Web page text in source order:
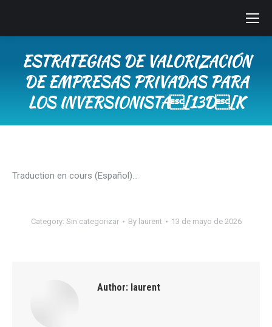
ESTRATEGIAS DE VALORIZACIÓN
DE EMPRESAS PRIVADAS PARA
LOS INVERSIONISTA[13D[K
Traduction en cours (Español)…
Category: Sin categorizar By laurent 13 de mayo de 2026
Author: laurent